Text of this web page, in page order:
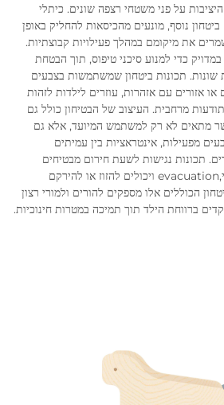
על פני משטחי רצפה שונים. כיתלי
נוסף, מונעים מהכיסאות להחליק באופן
את מיקומם במהלך פעילויות קבוצתיות.
כדי למנוע סיכני טיפוס, תוך הבטחת
שונות. תכונות ביטחון שמשתמשות בצבעים
או אזורים עם אזהרות, עוזרים לילדות לזהות
מרחבית. העיצוב של הבטיחון כולל גם
מתאים לא רק למשתמש המיועד, אלא גם
מפעילות, אינטראציות בין עמיתים
תכונות נגישות לשעת חירום מבטיחים
שהכיסאות לא יפריעו לנתיבי,evacuation ויכולים להזוז או להירקם
הכוללים אלו מספקים להורים ולמורי רצון